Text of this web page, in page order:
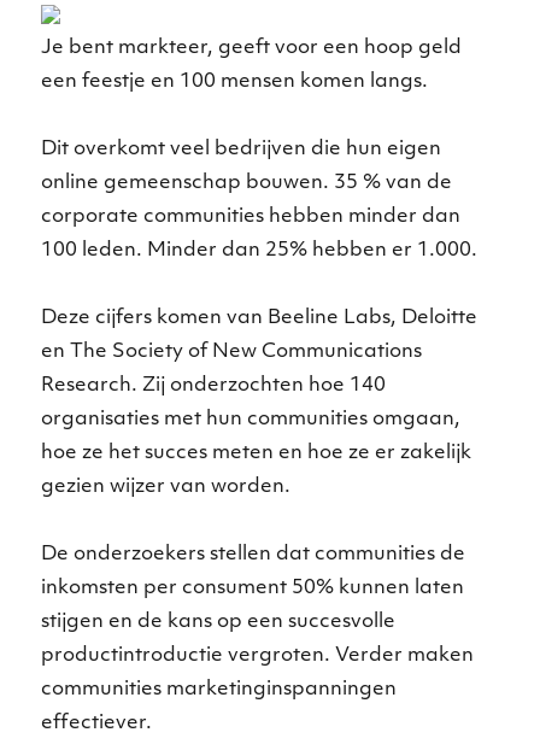
Je bent markteer, geeft voor een hoop geld
een feestje en 100 mensen komen langs.
Dit overkomt veel bedrijven die hun eigen
online gemeenschap bouwen. 35 % van de
corporate communities hebben minder dan
100 leden. Minder dan 25% hebben er 1.000.
Deze cijfers komen van Beeline Labs, Deloitte
en The Society of New Communications
Research. Zij onderzochten hoe 140
organisaties met hun communities omgaan,
hoe ze het succes meten en hoe ze er zakelijk
gezien wijzer van worden.
De onderzoekers stellen dat communities de
inkomsten per consument 50% kunnen laten
stijgen en de kans op een succesvolle
productintroductie vergroten. Verder maken
communities marketinginspanningen
effectiever.